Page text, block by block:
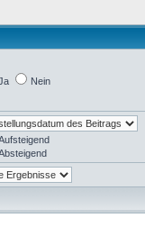
Nein